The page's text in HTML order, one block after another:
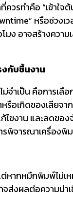
วรทำคือ “เข้าใ
หรือช่วงเ
โมง อาจสร้างค
งกับชิ้นงาน
จำเป็น คือการเ
เกิดของเสียจา
ขงาน และลดขอ
จารณาเครื่องพิ
ต่หากหมึกพิมพ์ไ
ส่งผลต่อความน่า